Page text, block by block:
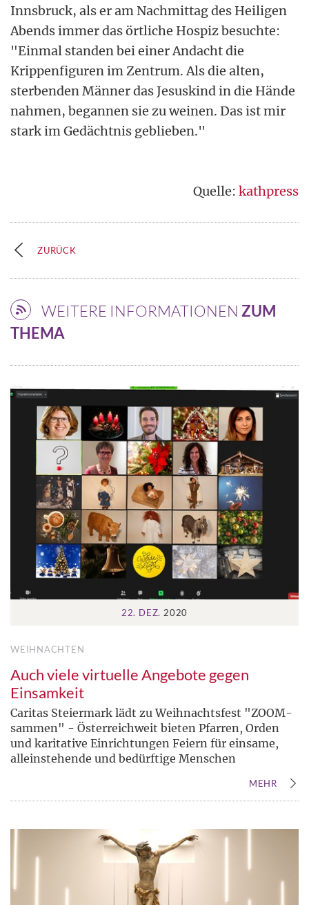
Innsbruck, als er am Nachmittag des Heiligen
Abends immer das örtliche Hospiz besuchte:
"Einmal standen bei einer Andacht die
Krippenfiguren im Zentrum. Als die alten,
sterbenden Männer das Jesuskind in die Hände
nahmen, begannen sie zu weinen. Das ist mir
stark im Gedächtnis geblieben."
Quelle: kathpress
ZURÜCK
WEITERE INFORMATIONEN ZUM
THEMA
22. DEZ. 2020
WEIHNACHTEN
Auch viele virtuelle Angebote gegen
Einsamkeit
Caritas Steiermark lädt zu Weihnachtsfest "ZOOM-
sammen" - Österreichweit bieten Pfarren, Orden
und karitative Einrichtungen Feiern für einsame,
alleinstehende und bedürftige Menschen
MEHR